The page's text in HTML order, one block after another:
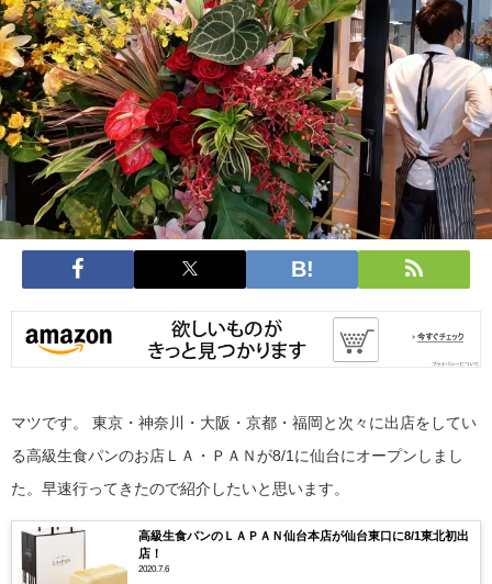
マツです。 東京・神奈川・大阪・京都・福岡と次々に出店をしてい
る高級生食パンのお店ＬＡ・ＰＡＮが8/1に仙台にオープンしまし
た。早速行ってきたので紹介したいと思います。
高級生食パンのＬＡＰＡＮ仙台本店が仙台東口に8/1東北初出
店！
2020.7.6